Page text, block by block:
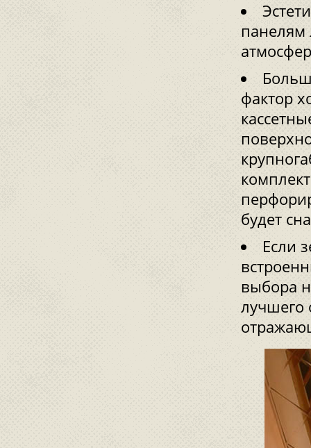
панелям
фактор
будет
Если
выбора
лучшего